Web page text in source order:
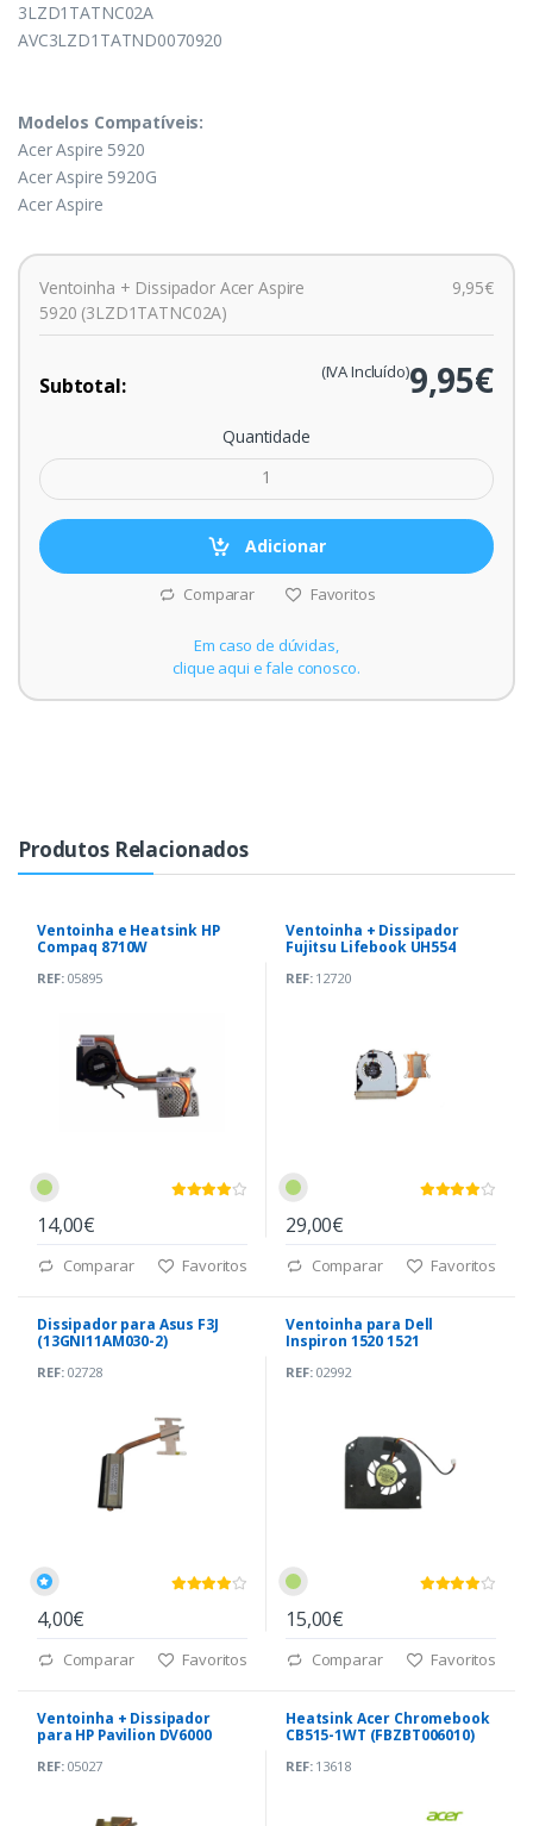
3LZD1TATNC02A
AVC3LZD1TATND0070920
Modelos Compatíveis:
Acer Aspire 5920
Acer Aspire 5920G
Acer Aspire
Ventoinha + Dissipador Acer Aspire
5920 (3LZD1TATNC02A)
9,95€
Subtotal: 9,95€
(IVA Incluído)
Quantidade
Adicionar
Comparar Favoritos
Em caso de dúvidas,
clique aqui e fale conosco.
Produtos Relacionados
Ventoinha e Heatsink HP
Compaq 8710W
REF:05895
14,00€
Comparar Favoritos
Ventoinha + Dissipador
Fujitsu Lifebook UH554
REF:12720
29,00€
Comparar Favoritos
Dissipador para Asus F3J
(13GNI11AM030-2)
REF:02728
4,00€
Comparar Favoritos
Ventoinha para Dell
Inspiron 1520 1521
REF:02992
15,00€
Comparar Favoritos
Ventoinha + Dissipador
para HP Pavilion DV6000
REF:05027
Heatsink Acer Chromebook
CB515-1WT (FBZBT006010)
REF:13618